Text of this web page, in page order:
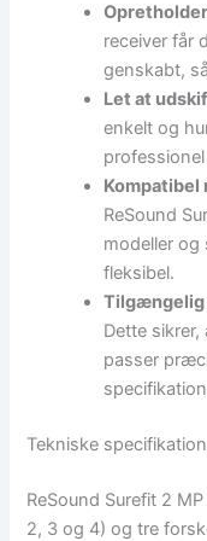
receiver får
genskabt,
Let at
enkelt og
Kompatibel
ReSound
modeller og
fleksibel.
Tilgængelig
Dette
passer
Tekniske
ReSound Surefit 2
2, 3 og 4) og tre